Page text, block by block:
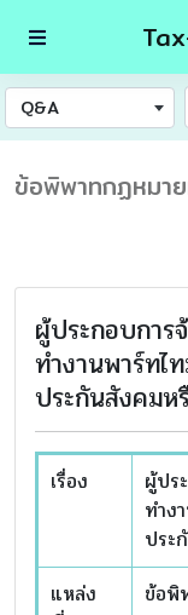
Q&A
ข้อพิพาทกฏหมา
ผู้ประกอบการ
ทำงานพาร์ทไ
ประกันสังคมห
เรื่อง
ผู้ปร
ทำง
ประ
แหล่ง
ข้อพิ